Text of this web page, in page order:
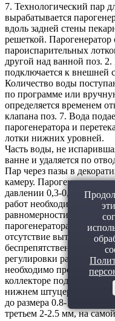
7. Технологический пар
вырабатывается
вдоль задней стены
решеткой. Парогенератор
пароиспарительных
другой над ванной поз.
подключается к внешней
Количество воды
по программе или
определяется временем
клапана поз. 7. Вода
парогенератора и
лотки нижних уровней.
Часть воды, не
ванне и удаляется по
Пар через пазы в
камеру. Парогенератор
давлении 0,3-0,6 МПа.
работ необходимо на
равномерности подачи
парогенератора, ее
отсутствие вытекания
беспрепятственное
регулировки
необходимо произвести
коллекторе подводящего
нижнем штуцере
до размера 0.8-1мм, на
третьем 2-2.5 мм, на